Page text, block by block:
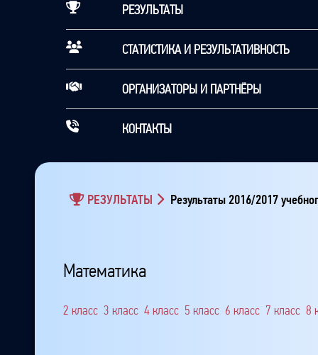
РЕЗУЛЬТАТЫ
СТАТИСТИКА И РЕЗУЛЬТАТИВНОСТЬ
ОРГАНИЗАТОРЫ И ПАРТНЁРЫ
КОНТАКТЫ
РЕЗУЛЬТАТЫ Результаты 2016/2017
Математика
2 класс 3 класс 4 класс 5 класс 6 класс 7 класс 8